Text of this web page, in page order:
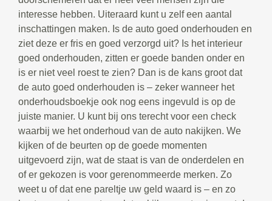
interesse hebben. Uiteraard kunt u zelf een aantal
inschattingen maken. Is de auto goed onderhouden en
ziet deze er fris en goed verzorgd uit? Is het interieur
goed onderhouden, zitten er goede banden onder en
is er niet veel roest te zien? Dan is de kans groot dat
de auto goed onderhouden is – zeker wanneer het
onderhoudsboekje ook nog eens ingevuld is op de
juiste manier. U kunt bij ons terecht voor een check
waarbij we het onderhoud van de auto nakijken. We
kijken of de beurten op de goede momenten
uitgevoerd zijn, wat de staat is van de onderdelen en
of er gekozen is voor gerenommeerde merken. Zo
weet u of dat ene pareltje uw geld waard is – en zo